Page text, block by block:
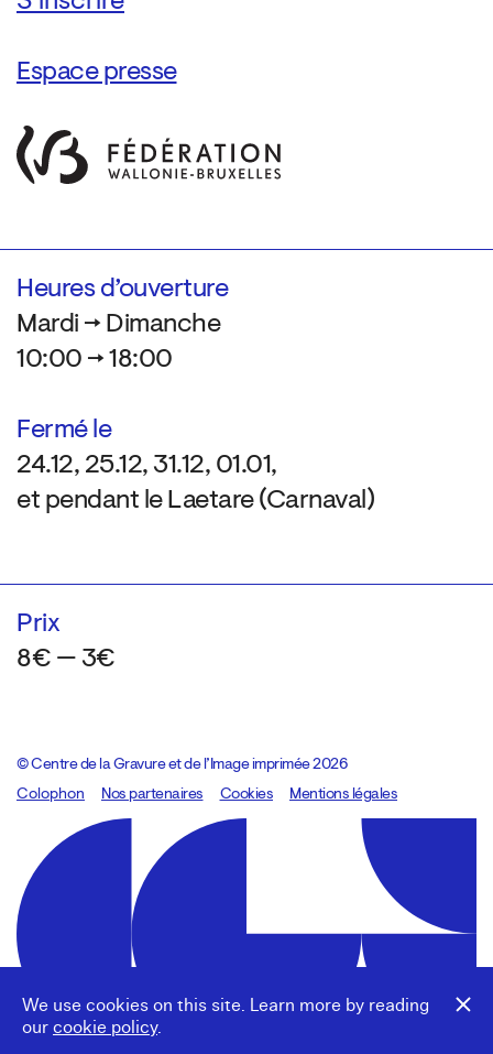
We use cookies on this site. Learn more by reading
our cookie policy.
Espace presse
Heures d’ouverture
Mardi → Dimanche
10:00 → 18:00
Fermé le
24.12, 25.12, 31.12, 01.01,
et pendant le Laetare (Carnaval)
Prix
8€ — 3€
© Centre de la Gravure et de l’Image imprimée 2026
Colophon
Design:Marcel Kaczmarek, code:8080.studio
Nos partenaires Cookies Mentions légales